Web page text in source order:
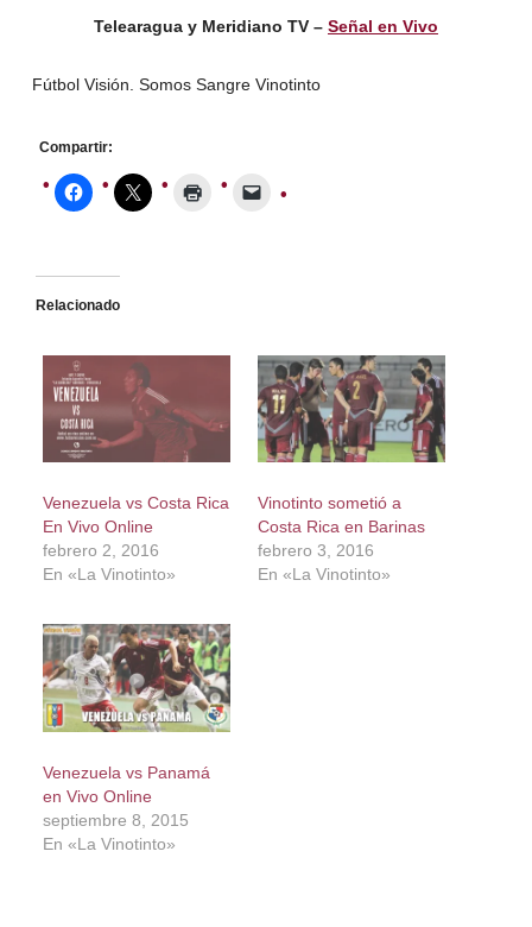
Telearagua y Meridiano TV – Señal en Vivo
Fútbol Visión. Somos Sangre Vinotinto
Compartir:
Relacionado
Venezuela vs Costa Rica
En Vivo Online
febrero 2, 2016
En «La Vinotinto»
Vinotinto sometió a
Costa Rica en Barinas
febrero 3, 2016
En «La Vinotinto»
Venezuela vs Panamá
en Vivo Online
septiembre 8, 2015
En «La Vinotinto»